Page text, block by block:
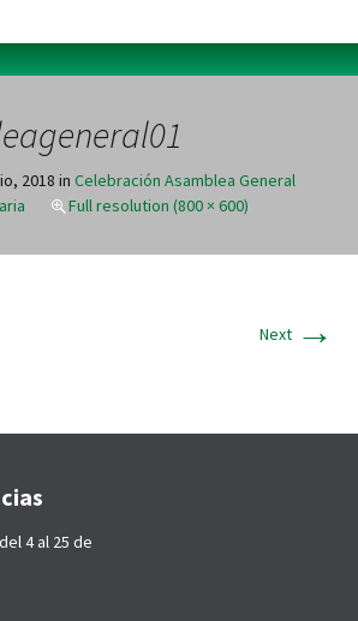
2018 in Celebración Asamblea General
Full resolution (800 × 600)
Next →
4 al 25 de